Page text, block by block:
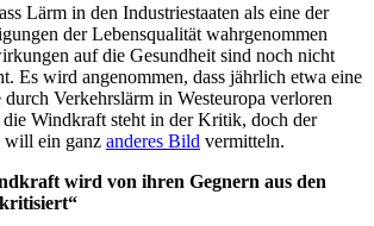
Lärm in den Industriestaaten als eine der
der Lebensqualität wahrgenommen
auf die Gesundheit sind noch nicht
Es wird angenommen, dass jährlich etwa eine
Verkehrslärm in Westeuropa verloren
die Windkraft steht in der Kritik, doch der
will ein ganz anderes Bild vermitteln.
wird von ihren Gegnern aus den